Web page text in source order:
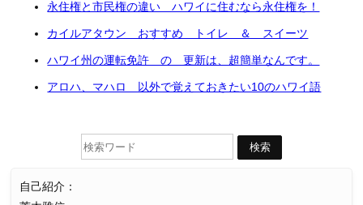
永住権と市民権の違い ハワイに住むなら永住権を！
カイルアタウン おすすめ トイレ ＆ スイーツ
ハワイ州の運転免許 の 更新は、超簡単なんです。
アロハ、マハロ 以外で覚えておきたい10のハワイ語
自己紹介：